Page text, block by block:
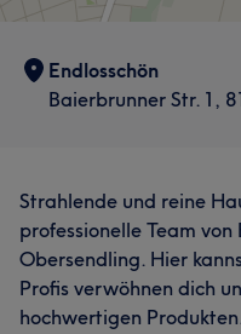
Endlosschön
Baierbrunner Str. 1,
Strahlende und reine
professionelle Team von
Obersendling. Hier
Profis verwöhnen dich
hochwertigen Produkten.